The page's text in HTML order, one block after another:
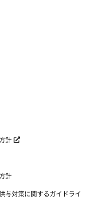
針
針
与対策に関するガイドライ